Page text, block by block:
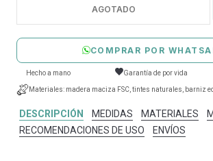
AGOTADO
COMPRAR POR
Hecho a mano Garantía de por vida
Materiales: madera maciza FSC, tintes naturales, barniz
DESCRIPCIÓN MEDIDAS MATERIALES
RECOMENDACIONES DE USO
ENVÍOS